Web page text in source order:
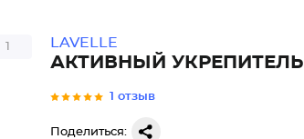
1 LAVELLE
АКТИВНЫЙ УКРЕПИТЕЛЬ
1 отзыв
Поделиться: